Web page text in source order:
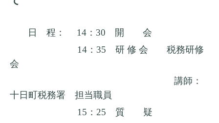
日 程： 14 ： 30 開 会
14 ： 35 研 修 会 税務研修
会
講師：
十日町税務署 担当職員
15 ： 25 質 疑